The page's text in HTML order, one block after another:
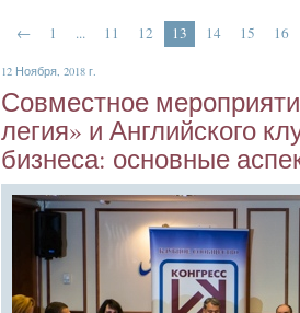
← 1 ... 11 12 13 14 15 16
12 Ноября, 2018 г.
Сов­мес­тное
ле­гия» и Ан­глий­ско­го
биз­не­са: ос­новные